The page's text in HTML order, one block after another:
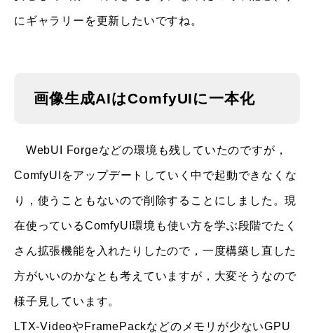
にギャラリーを更新したいですね。
画像生成AIはComfyUIに一本化
WebUI Forgeなどの環境も残していたのですが，
ComfyUIをアップデートしていく中で起動できなくな
り，使うこともないので削除することにしました。現
在使っているComfyUI環境も使い方を学ぶ段階でたく
さん拡張機能を入れたりしたので，一度構築し直した
方がいいのかなとも考えていますが，大変そうなので
様子見しています。
LTX-VideoやFramePackなどのメモリが少ないGPU